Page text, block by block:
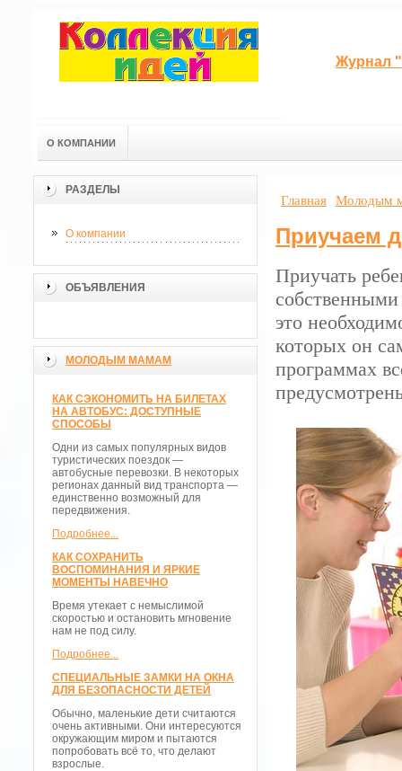
Журнал
О КОМПАНИИ
РАЗДЕЛЫ
О компании
ОБЪЯВЛЕНИЯ
МОЛОДЫМ МАМАМ
КАК СЭКОНОМИТЬ НА БИЛЕТАХ
НА АВТОБУС: ДОСТУПНЫЕ
СПОСОБЫ
Одни из самых популярных видов
туристических поездок —
автобусные перевозки. В некоторых
регионах данный вид транспорта —
единственно возможный для
передвижения.
Подробнее...
КАК СОХРАНИТЬ
ВОСПОМИНАНИЯ И ЯРКИЕ
МОМЕНТЫ НАВЕЧНО
Время утекает с немыслимой
скоростью и остановить мгновение
нам не под силу.
Подробнее...
СПЕЦИАЛЬНЫЕ ЗАМКИ НА ОКНА
ДЛЯ БЕЗОПАСНОСТИ ДЕТЕЙ
Обычно, маленькие дети считаются
очень активными. Они интересуются
окружающим миром и пытаются
попробовать всё то, что делают
взрослые.
Главная Молодым
Приучаем
Приучать
это
которых он
программах